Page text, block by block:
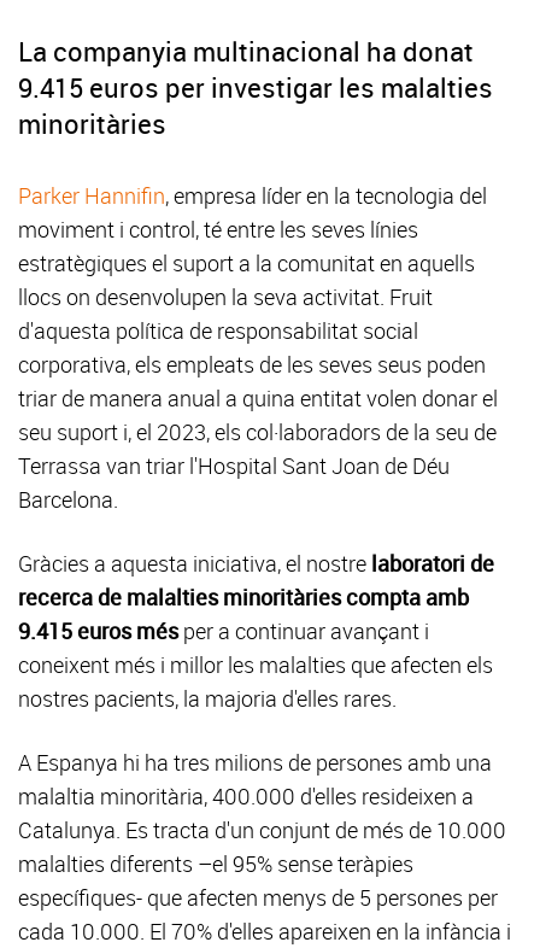
La companyia multinacional ha donat
9.415 euros per investigar les malalties
minoritàries
Parker Hannifin, empresa líder en la tecnologia del
moviment i control, té entre les seves línies
estratègiques el suport a la comunitat en aquells
llocs on desenvolupen la seva activitat. Fruit
d'aquesta política de responsabilitat social
corporativa, els empleats de les seves seus poden
triar de manera anual a quina entitat volen donar el
seu suport i, el 2023, els col·laboradors de la seu de
Terrassa van triar l'Hospital Sant Joan de Déu
Barcelona.
Gràcies a aquesta iniciativa, el nostre laboratori de
recerca de malalties minoritàries compta amb
9.415 euros mésper a continuar avançant i
coneixent més i millor les malalties que afecten els
nostres pacients, la majoria d'elles rares.
A Espanya hi ha tres milions de persones amb una
malaltia minoritària, 400.000 d'elles resideixen a
Catalunya. Es tracta d'un conjunt de més de 10.000
malalties diferents –el 95% sense teràpies
específiques- que afecten menys de 5 persones per
cada 10.000. El 70% d'elles apareixen en la infància i